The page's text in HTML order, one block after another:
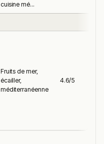
cuisine mé...
Fruits de mer,
écailler,
méditerranéenne
4.6/5